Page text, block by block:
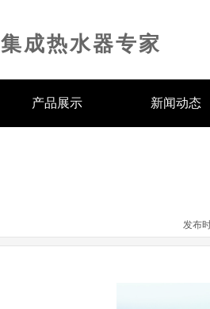
集成热水器专家
产品展示 新闻动态
发布